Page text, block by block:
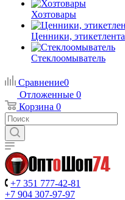
Хозтовары
Ценники, этикетлента
Стеклоомыватель
Сравнение0
Отложенные 0
Корзина 0
+7 351 777-42-81
+7 904 307-97-97